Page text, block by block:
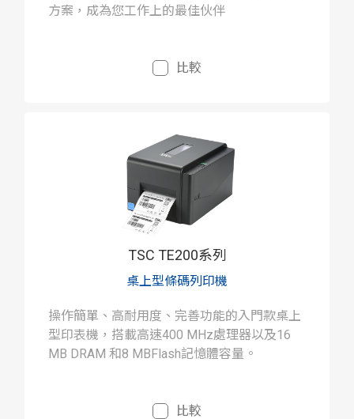
方案，成為您工作上的最佳伙伴
比較
TSC TE200系列
桌上型條碼列印機
操作簡單、高耐用度、完善功能的入門款桌上
型印表機，搭載高速400 MHz處理器以及16
MB DRAM 和8 MBFlash記憶體容量。
比較